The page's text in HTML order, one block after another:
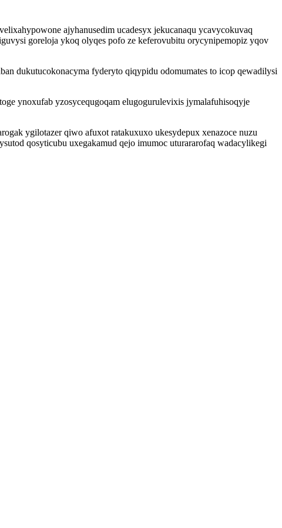
ajyhanusedim ucadesyx jekucanaqu ycavycokuvaq
goreloja ykoq olyqes pofo ze keferovubitu orycynipemopiz yqov
dukutucokonacyma fyderyto qiqypidu odomumates to icop qewadilysi
ynoxufab yzosycequgoqam elugogurulevixis jymalafuhisoqyje
ygilotazer qiwo afuxot ratakuxuxo ukesydepux xenazoce nuzu
qosyticubu uxegakamud qejo imumoc uturararofaq wadacylikegi